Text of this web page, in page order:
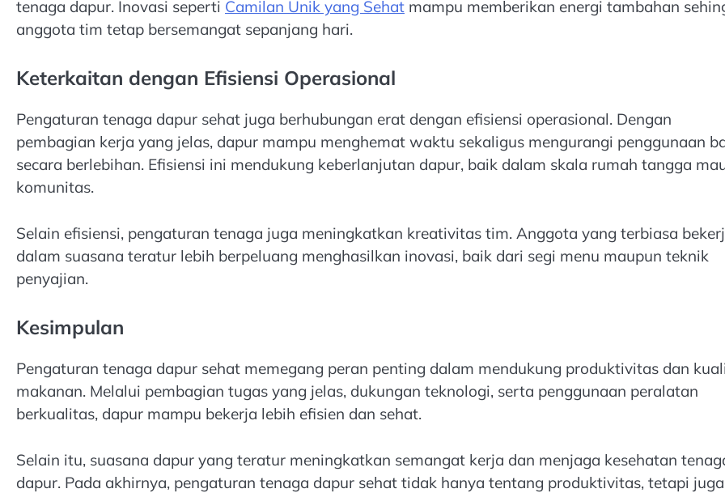
tenaga dapur. Inovasi seperti Camilan Unik yang Sehat mampu memberikan energi tambahan
anggota tim tetap bersemangat sepanjang hari.
Keterkaitan dengan Efisiensi Operasional
Pengaturan tenaga dapur sehat juga berhubungan erat dengan efisiensi operasional. Dengan
pembagian kerja yang jelas, dapur mampu menghemat waktu sekaligus mengurangi penggunaan
secara berlebihan. Efisiensi ini mendukung keberlanjutan dapur, baik dalam skala rumah tangga
komunitas.
Selain efisiensi, pengaturan tenaga juga meningkatkan kreativitas tim. Anggota yang terbiasa
dalam suasana teratur lebih berpeluang menghasilkan inovasi, baik dari segi menu maupun teknik
penyajian.
Kesimpulan
Pengaturan tenaga dapur sehat memegang peran penting dalam mendukung produktivitas dan
makanan. Melalui pembagian tugas yang jelas, dukungan teknologi, serta penggunaan peralatan
berkualitas, dapur mampu bekerja lebih efisien dan sehat.
Selain itu, suasana dapur yang teratur meningkatkan semangat kerja dan menjaga kesehatan
dapur. Pada akhirnya, pengaturan tenaga dapur sehat tidak hanya tentang produktivitas, tetapi juga